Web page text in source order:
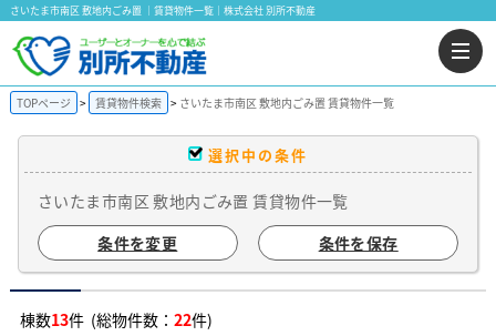
さいたま市南区 敷地内ごみ置 ｜賃貸物件一覧｜株式会社 別所不動産
TOPページ 賃貸物件検索 さいたま市南区 敷地内ごみ置 賃貸物件一覧
選択中の条件
さいたま市南区 敷地内ごみ置 賃貸物件一覧
条件を変更
条件を保存
棟数13件 (総物件数： 22件)